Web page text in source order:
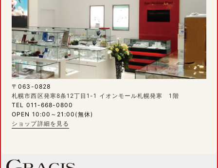
〒063-0828
札幌市西区発寒8条12丁目1-1 イオンモール札幌発寒 1階
TEL 011-668-0800
OPEN 10:00～21:00(無休)
ショップ詳細を見る